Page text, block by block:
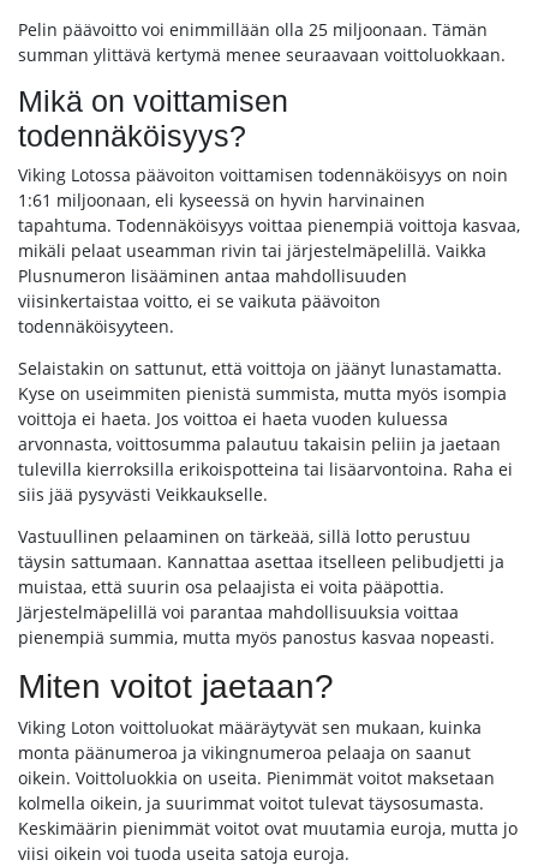
Pelin päävoitto voi enimmillään olla 25 miljoonaan. Tämän
summan ylittävä kertymä menee seuraavaan voittoluokkaan.
Mikä on voittamisen
todennäköisyys?
Viking Lotossa päävoiton voittamisen todennäköisyys on noin
1:61 miljoonaan, eli kyseessä on hyvin harvinainen
tapahtuma. Todennäköisyys voittaa pienempiä voittoja kasvaa,
mikäli pelaat useamman rivin tai järjestelmäpelillä. Vaikka
Plusnumeron lisääminen antaa mahdollisuuden
viisinkertaistaa voitto, ei se vaikuta päävoiton
todennäköisyyteen.
Selaistakin on sattunut, että voittoja on jäänyt lunastamatta.
Kyse on useimmiten pienistä summista, mutta myös isompia
voittoja ei haeta. Jos voittoa ei haeta vuoden kuluessa
arvonnasta, voittosumma palautuu takaisin peliin ja jaetaan
tulevilla kierroksilla erikoispotteina tai lisäarvontoina. Raha ei
siis jää pysyvästi Veikkaukselle.
Vastuullinen pelaaminen on tärkeää, sillä lotto perustuu
täysin sattumaan. Kannattaa asettaa itselleen pelibudjetti ja
muistaa, että suurin osa pelaajista ei voita pääpottia.
Järjestelmäpelillä voi parantaa mahdollisuuksia voittaa
pienempiä summia, mutta myös panostus kasvaa nopeasti.
Miten voitot jaetaan?
Viking Loton voittoluokat määräytyvät sen mukaan, kuinka
monta päänumeroa ja vikingnumeroa pelaaja on saanut
oikein. Voittoluokkia on useita. Pienimmät voitot maksetaan
kolmella oikein, ja suurimmat voitot tulevat täysosumasta.
Keskimäärin pienimmät voitot ovat muutamia euroja, mutta jo
viisi oikein voi tuoda useita satoja euroja.